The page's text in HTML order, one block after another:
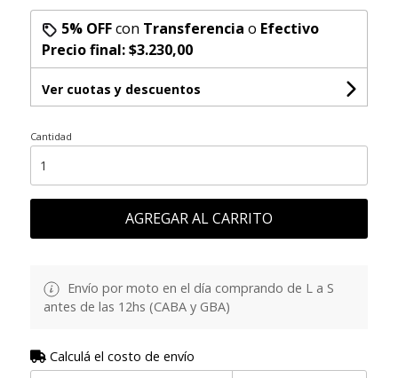
5% OFFcon Transferencia o Efectivo
Precio final:$3.230,00
Ver cuotas y descuentos
Cantidad
AGREGAR AL CARRITO
Envío por moto en el día comprando de L a S
antes de las 12hs (CABA y GBA)
Calculá el costo de envío